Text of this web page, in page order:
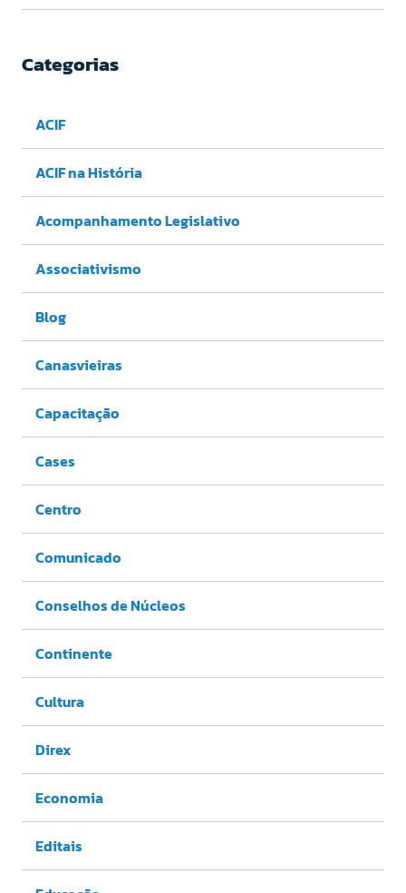
Categorias
ACIF
ACIF na História
Acompanhamento Legislativo
Associativismo
Blog
Canasvieiras
Capacitação
Cases
Centro
Comunicado
Conselhos de Núcleos
Continente
Cultura
Direx
Economia
Editais